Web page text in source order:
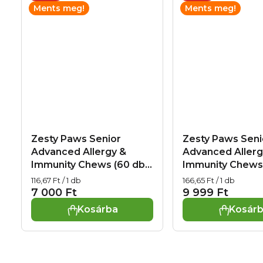
Ments meg!
Zesty Paws Senior
Advanced Allergy &
Immunity Chews (60 db)
– funkcionális eledel
idősebb kutyák számára
az immunrendszer
támogatására és
allergiák esetén, exp.
7 000 Ft
Egységár:
116,67 Ft / 1 db
Kosárba
Ments meg!
Zesty Paws
Advanced
Immunity
– funkcionális
idősebb kutyák
az
támogatására
allergiák
9 999 Ft
Egységár:
166,65 Ft / 1 db